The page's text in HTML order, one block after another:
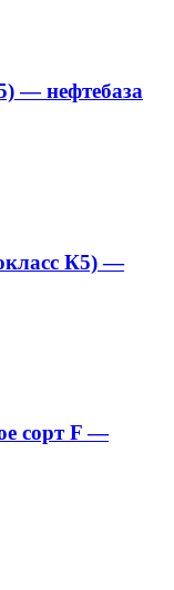
— нефтебаза
К5) —
сорт F —